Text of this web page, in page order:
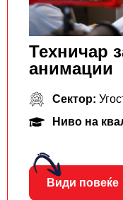
Техничар
анимации
Сектор:
Ниво на
Види повеќе